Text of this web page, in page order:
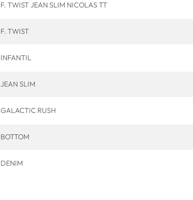
F. TWIST JEAN SLIM NICOLAS TT
F. TWIST
INFANTIL
JEAN SLIM
GALACTIC RUSH
BOTTOM
DENIM